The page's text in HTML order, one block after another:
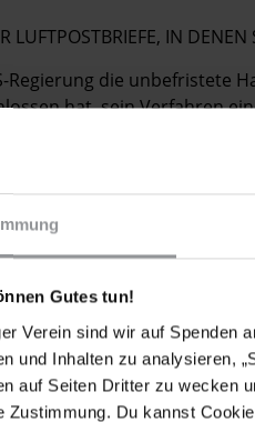
Gutes tun!
Verein sind wir auf Spenden
und Inhalten zu analysieren,
auf Seiten Dritter zu wecken
Zustimmung. Du kannst
LUFTPOSTBRIEFE, IN DENEN
Regierung die unbefristete
hat, sein Verfahren
die Todesstrafe
dieser grundlegenden
weder in diesem
die unter
Verbot von
Behandlung verstoßen (es
Behandlung);
des
gegen etwaige